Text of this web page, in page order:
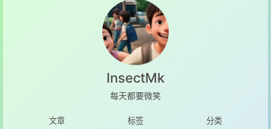
InsectMk
每天都要微笑
文章 标签 分类